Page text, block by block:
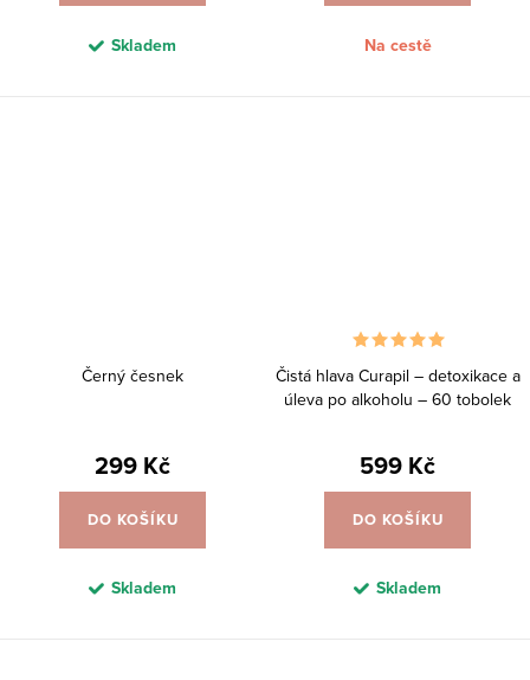
Skladem Na cestě
Černý česnek
299 Kč
DO KOŠÍKU
Skladem
Čistá hlava Curapil – detoxikace a
úleva po alkoholu – 60 tobolek
599 Kč
DO KOŠÍKU
Skladem